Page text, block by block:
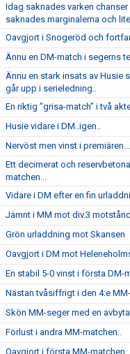
Idag saknades varken
saknades marginalerna och
Oavgjort i Snogeröd och
Ännu en DM-match i segerns
Ännu en stark insats av Husie
går upp i serieledning..
En riktig ”grisa-match” i två
Husie vidare i DM..igen..
Nervöst men vinst i premiären...
Ett decimerat och
matchen...
Vidare i DM efter en fin
Jämnt i MM mot div.3
Grön urladdning mot Skansen
Oavgjort i DM mot Heleneholms
En stabil 5-0 vinst i första DM-
Nästan tvåsiffrigt i den 4:e MM-
Skön MM-seger med en
Förlust i andra MM-matchen..
Oavgjort i första MM-matchen..